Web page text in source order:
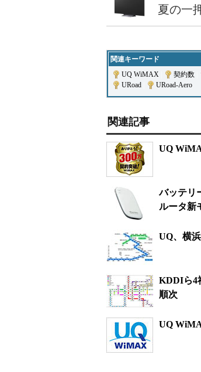
夏の一
関連キーワード
UQ WiMAX
契約数
URoad
URoad-Aero
関連記事
UQ
バッテリ
ルータ新
UQ、横
KDDIら4
順次
UQ